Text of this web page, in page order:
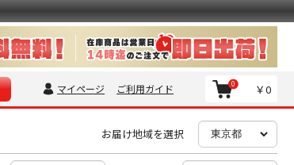
マイページ ご利用ガイド ￥0
0
お届け地域を選択